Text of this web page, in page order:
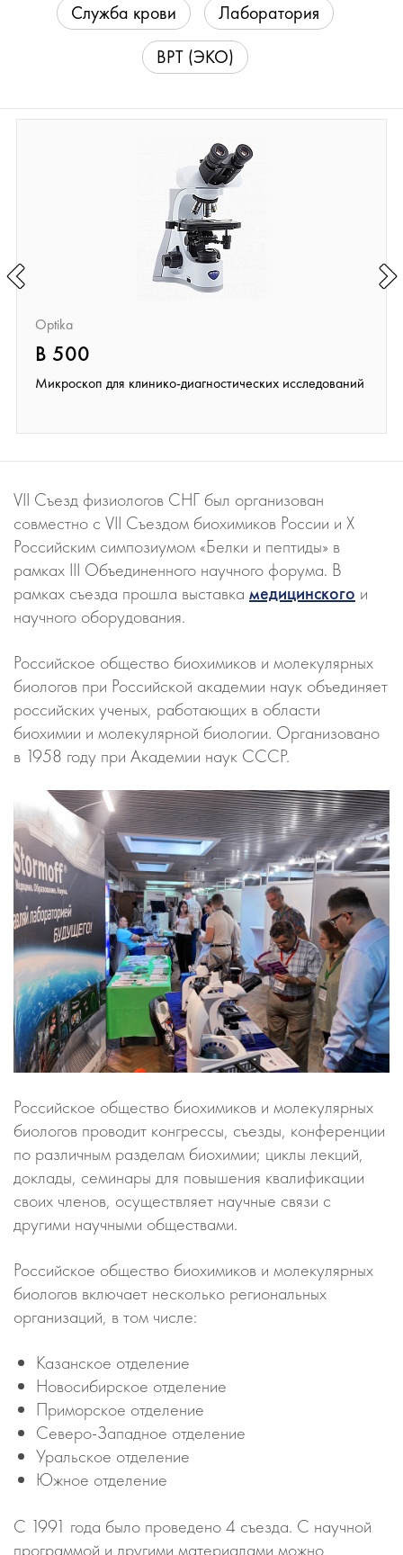
Служба крови
Лаборатория
ВРТ (ЭКО)
Optika
B 500
Микроскоп для клинико-диагностических исследований
VII Съезд физиологов СНГ был организован
совместно с VII Съездом биохимиков России и Х
Российским симпозиумом «Белки и пептиды» в
рамках III Объединенного научного форума. В
рамках съезда прошла выставка медицинского и
научного оборудования.
Российское общество биохимиков и молекулярных
биологов при Российской академии наук объединяет
российских ученых, работающих в области
биохимии и молекулярной биологии. Организовано
в 1958 году при Академии наук СССР.
Российское общество биохимиков и молекулярных
биологов проводит конгрессы, съезды, конференции
по различным разделам биохимии; циклы лекций,
доклады, семинары для повышения квалификации
своих членов, осуществляет научные связи с
другими научными обществами.
Российское общество биохимиков и молекулярных
биологов включает несколько региональных
организаций, в том числе:
Казанское отделение
Новосибирское отделение
Приморское отделение
Северо-Западное отделение
Уральское отделение
Южное отделение
С 1991 года было проведено 4 съезда. С научной
программой и другими материалами можно